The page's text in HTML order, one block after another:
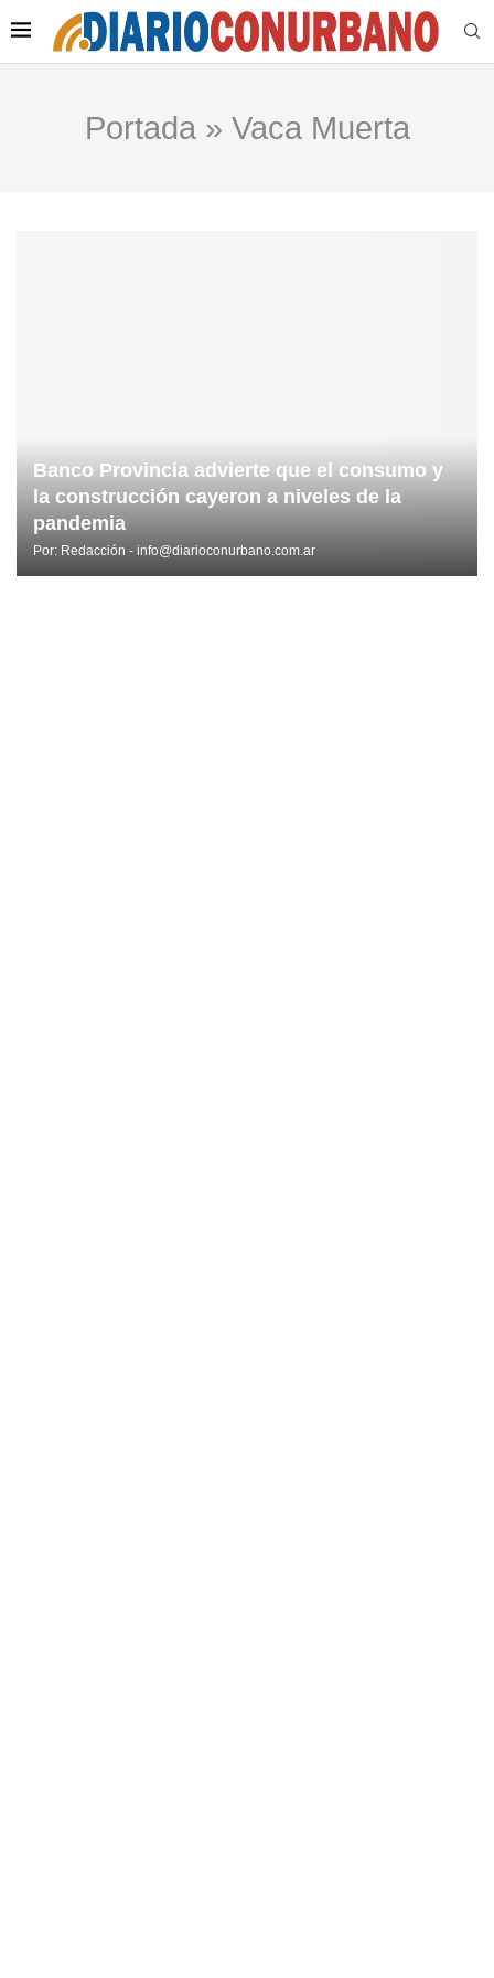
Portada» Vaca Muerta
Banco Provincia advierte que el consumo y
la construcción cayeron a niveles de la
pandemia
Por: Redacción - info@diarioconurbano.com.ar